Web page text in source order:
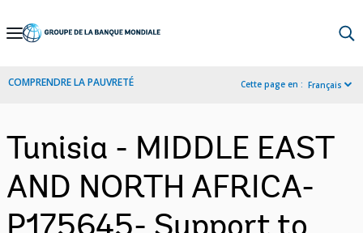
Skip
Navigation
COMPRENDRE LA PAUVRETÉ Cette page en : Français
Tunisia - MIDDLE EAST
AND NORTH AFRICA-